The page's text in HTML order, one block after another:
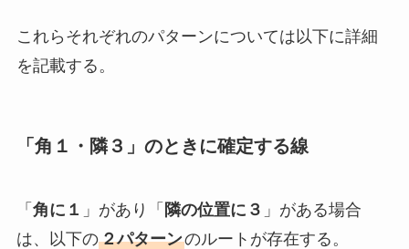
これらそれぞれのパターンについては以下に詳細
を記載する。
「角１・隣３」のときに確定する線
「 角に１ 」があり「 隣の位置に３ 」がある場合
は、以下の２パターンのルートが存在する。